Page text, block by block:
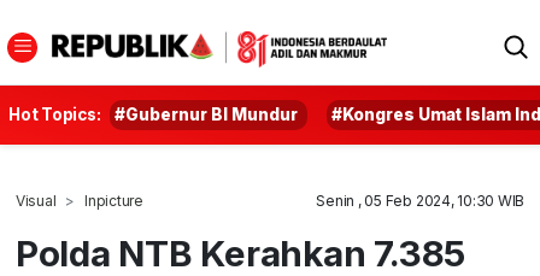
Hot Topics: #Gubernur BI Mundur #Kongres Umat Islam
Visual Inpicture Senin , 05 Feb 2024, 10:30 WIB
Polda NTB Kerahkan 7.385